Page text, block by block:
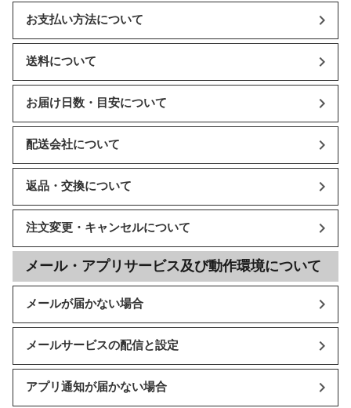
お支払い方法について
送料について
お届け日数・目安について
配送会社について
返品・交換について
注文変更・キャンセルについて
メール・アプリサービス及び動作環境について
メールが届かない場合
メールサービスの配信と設定
アプリ通知が届かない場合